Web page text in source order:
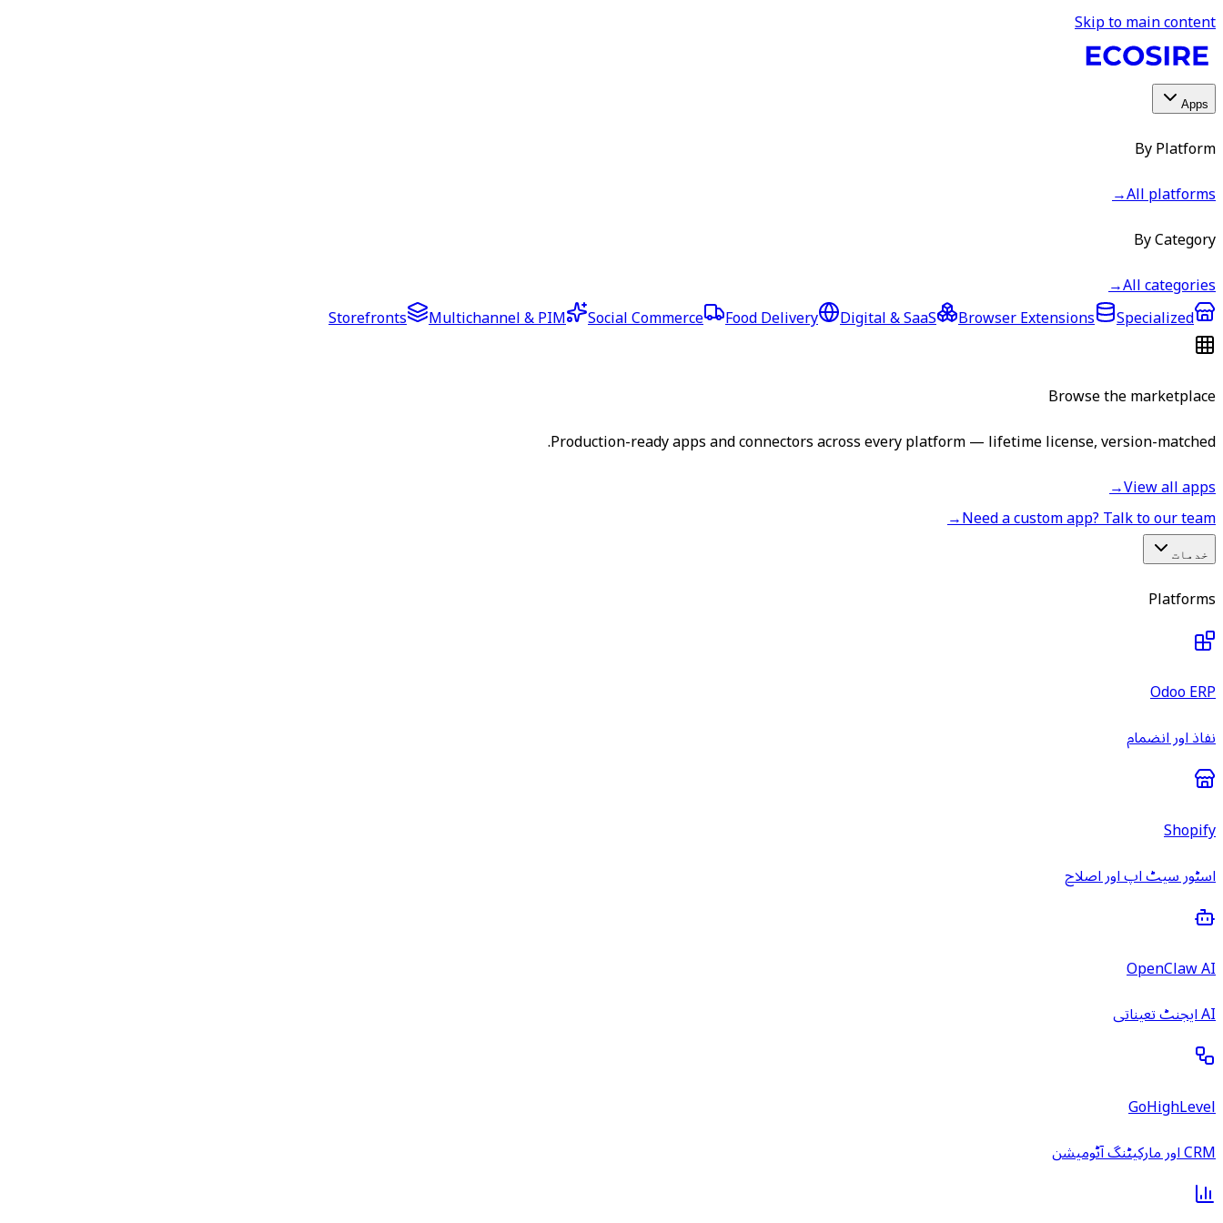
Skip to main content
Apps
By Platform
All platforms
→
By Category
All categories
→
Storefronts
Multichannel & PIM Social Commerce Food Delivery Digital & SaaS Browser Extensions Specialized
Browse the marketplace
Production-ready apps and connectors across every platform — lifetime license, version-matched.
View all apps
→
Need a custom app? Talk to our team
→
خدمات
Platforms
Odoo ERP
نفاذ اور انضمام
Shopify
اسٹور سیٹ اپ اور اصلاح
OpenClaw AI
AI ایجنٹ تعیناتی
GoHighLevel
CRM اور مارکیٹنگ آٹومیشن